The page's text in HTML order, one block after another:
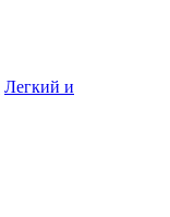
Легкий и